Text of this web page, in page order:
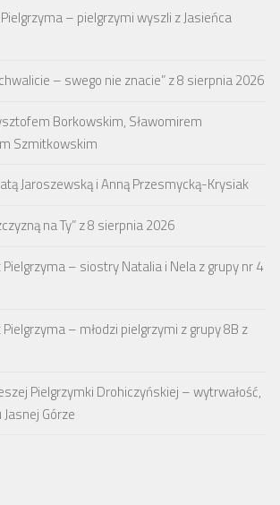
– pielgrzymi wyszli z Jasieńca
– swego nie znacie” z 8 sierpnia 2026
Borkowskim, Sławomirem
Szmitkowskim
Jaroszewską i Anną Przesmycką-Krysiak
na Ty” z 8 sierpnia 2026
Pielgrzyma – siostry Natalia i Nela z grupy nr 4
– młodzi pielgrzymi z grupy 8B z
Pielgrzymki Drohiczyńskiej – wytrwałość,
Górze